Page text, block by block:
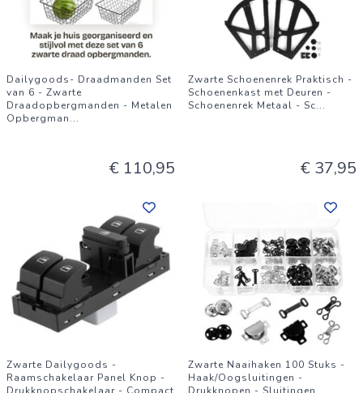
Dailygoods- Draadmanden Set
van 6 - Zwarte
Draadopbergmanden - Metalen
Opbergman...
€ 110,95
Zwarte Schoenenrek Praktisch -
Schoenenkast met Deuren -
Schoenenrek Metaal - Sc...
€ 37,95
Zwarte Dailygoods -
Raamschakelaar Panel Knop -
Zwarte Naaihaken 100 Stuks -
Haak/Oogsluitingen -